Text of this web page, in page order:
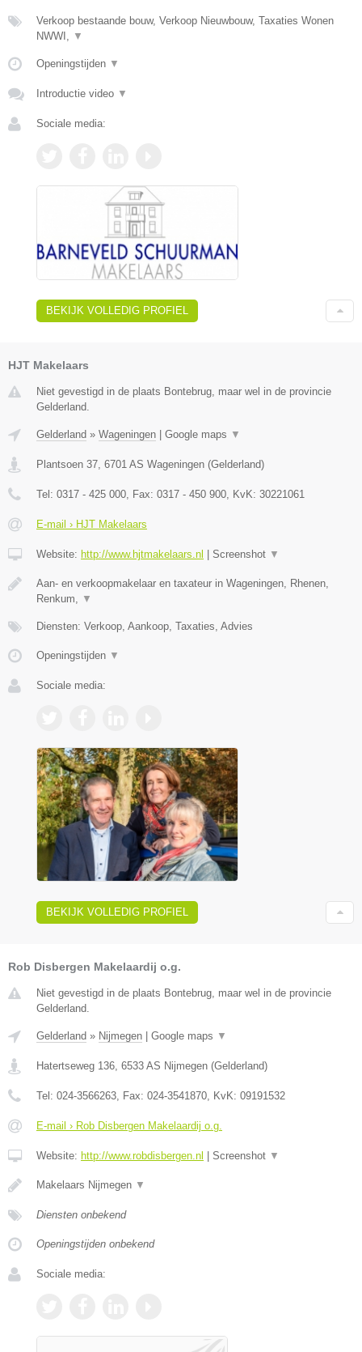
Verkoop bestaande bouw, Verkoop Nieuwbouw, Taxaties Wonen
NWWI,
▼
Openingstijden ▼
Introductie video ▼
Sociale media:
BEKIJK VOLLEDIG PROFIEL
HJT Makelaars
Niet gevestigd in de plaats Bontebrug, maar wel in de provincie
Gelderland.
Gelderland » Wageningen | Google maps ▼
Plantsoen 37 6701 AS Wageningen (Gelderland)
Tel: 0317 - 425 000 , Fax: 0317 - 450 900 , KvK: 30221061
E-mail › HJT Makelaars
Website: http://www.hjtmakelaars.nl | Screenshot ▼
Aan- en verkoopmakelaar en taxateur in Wageningen, Rhenen,
Renkum,
▼
Diensten: Verkoop, Aankoop, Taxaties, Advies
Openingstijden ▼
Sociale media:
BEKIJK VOLLEDIG PROFIEL
Rob Disbergen Makelaardij o.g.
Niet gevestigd in de plaats Bontebrug, maar wel in de provincie
Gelderland.
Gelderland » Nijmegen Google maps ▼
Hatertseweg 136, 6533 AS Nijmegen (Gelderland)
Tel: 024-3566263, Fax: 024-3541870, KvK: 09191532
E-mail › Rob Disbergen Makelaardij o.g.
Website: http://www.robdisbergen.nl Screenshot ▼
Makelaars Nijmegen ▼
Diensten onbekend
Openingstijden onbekend
Sociale media: